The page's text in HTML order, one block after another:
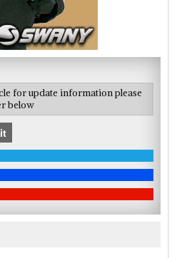
for update information please
below